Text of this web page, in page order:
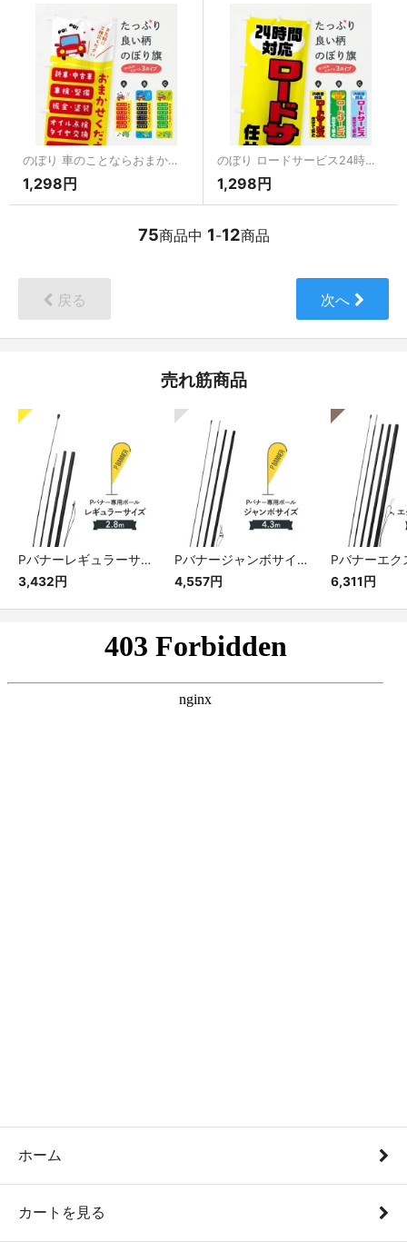
のぼり 車のことならおまかせください のぼり旗
1,298円
のぼり ロードサービス24時間対応 のぼり旗
1,298円
75商品中 1-12商品
戻る 次へ
売れ筋商品
Pバナーレギュラーサイズ専用ポール
3,432円
Pバナージャンボサイズ専用ポール
4,557円
6,311円
ホーム
カートを見る